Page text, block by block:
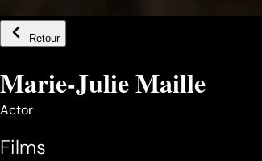
Retour
Marie-Julie Maille
Actor
Films